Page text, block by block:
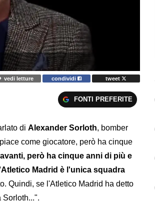
vedi letture condividi
tweet
FONTI PREFERITE
di Alexander Sorloth, bomber
come giocatore, però ha cinque
però ha cinque anni di più e
Madrid è l'unica squadra
Quindi, se l'Atletico Madrid ha detto
Sorloth...".